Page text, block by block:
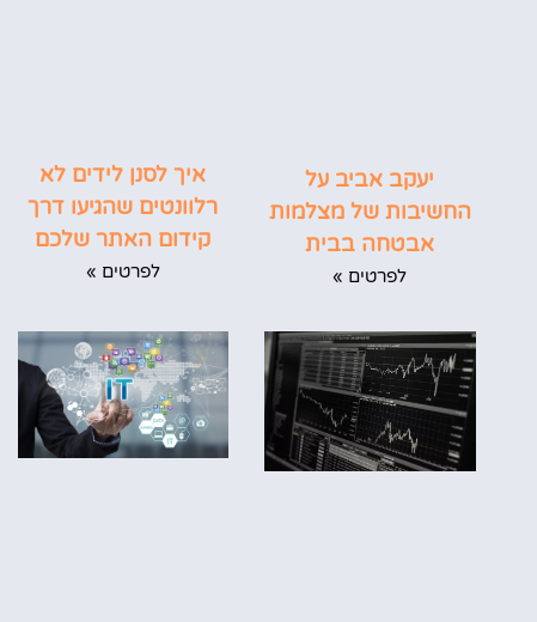
יעקב אביב על
החשיבות של מצלמות
אבטחה בבית
לפרטים »
איך לסנן לידים לא
רלוונטים שהגיעו דרך
קידום האתר שלכם
לפרטים »